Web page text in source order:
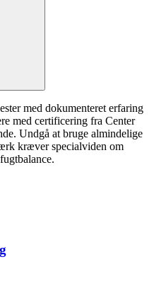
med dokumenteret erfaring
med certificering fra Center
Undgå at bruge almindelige
kræver specialviden om